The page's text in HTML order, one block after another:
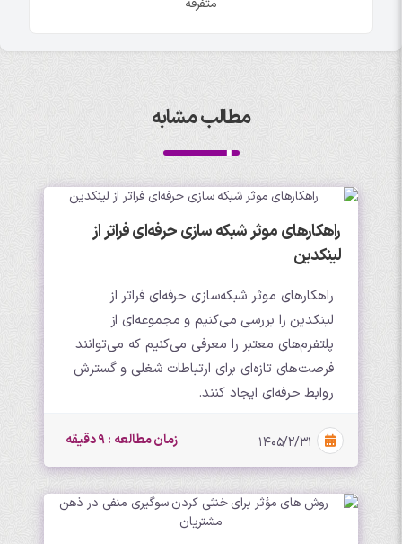
متفرقه
مطالب مشابه
راهکارهای موثر شبکه سازی حرفه‌ای فراتر از
لینکدین
راهکارهای موثر شبکه‌سازی حرفه‌ای فراتر از
لینکدین را بررسی می‌کنیم و مجموعه‌ای از
پلتفرم‌های معتبر را معرفی می‌کنیم که می‌توانند
فرصت‌های تازه‌ای برای ارتباطات شغلی و گسترش
روابط حرفه‌ای ایجاد کنند.
۱۴۰۵/۲/۳۱ زمان مطالعه : 9 دقیقه